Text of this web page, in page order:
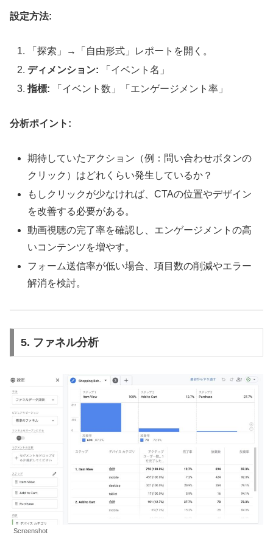
設定方法:
「探索」→「自由形式」レポートを開く。
ディメンション: 「イベント名」
指標: 「イベント数」「エンゲージメント率」
分析ポイント:
期待していたアクション（例：問い合わせボタンの
クリック）はどれくらい発生しているか？
もしクリックが少なければ、CTAの位置やデザイン
を改善する必要がある。
動画視聴の完了率を確認し、エンゲージメントの高
いコンテンツを増やす。
フォーム送信率が低い場合、項目数の削減やエラー
解消を検討。
5. ファネル分析
Screenshot